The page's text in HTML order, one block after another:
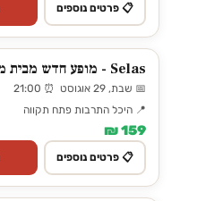
📋 פרטים נוספים
Selas - מופע חדש מבית מיומנה
📅 שבת, 29 אוגוסט ⏰ 21:00
📍 היכל התרבות פתח תקווה
159 ₪
📋 פרטים נוספים